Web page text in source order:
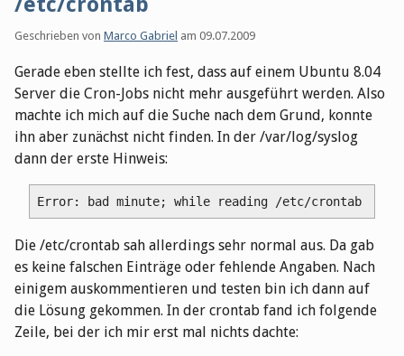
Geschrieben von Marco Gabriel am 09.07.2009
Gerade eben stellte ich fest, dass auf einem Ubuntu 8.04
Server die Cron-Jobs nicht mehr ausgeführt werden. Also
machte ich mich auf die Suche nach dem Grund, konnte
ihn aber zunächst nicht finden. In der /var/log/syslog
dann der erste Hinweis:
Error: bad minute; while reading /etc/crontab
Die /etc/crontab sah allerdings sehr normal aus. Da gab
es keine falschen Einträge oder fehlende Angaben. Nach
einigem auskommentieren und testen bin ich dann auf
die Lösung gekommen. In der crontab fand ich folgende
Zeile, bei der ich mir erst mal nichts dachte: